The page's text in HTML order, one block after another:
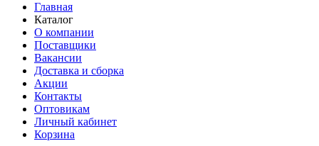
Главная
Каталог
О компании
Поставщики
Вакансии
Доставка и сборка
Акции
Контакты
Оптовикам
Личный кабинет
Корзина